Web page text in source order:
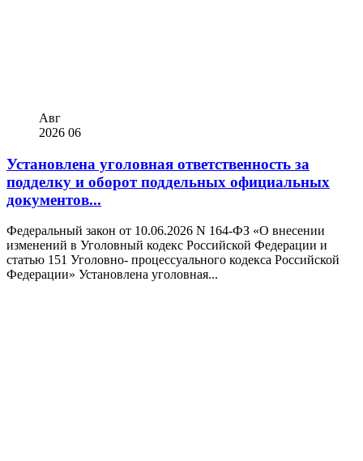
Авг
2026 06
Установлена уголовная ответственность за
подделку и оборот поддельных официальных
документов...
Федеральный закон от 10.06.2026 N 164-ФЗ «О внесении
изменений в Уголовный кодекс Российской Федерации и
статью 151 Уголовно- процессуального кодекса Российской
Федерации» Установлена уголовная...